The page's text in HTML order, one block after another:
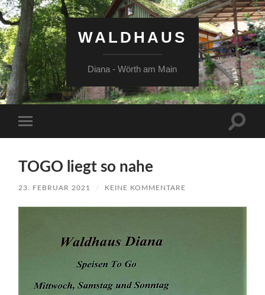
WALDHAUS
Diana - Wörth am Main
Menü
TOGO liegt so nahe
23. FEBRUAR 2021 / KEINE KOMMENTARE